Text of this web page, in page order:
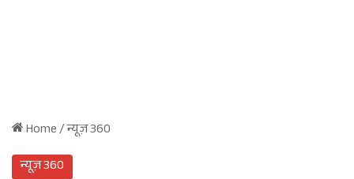
Home/न्यूज़ 360
न्यूज़ 360